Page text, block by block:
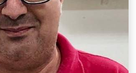
+30 210 529 4401
ΤΟΠΟΘΕΣΙΑ
Κτίριο Δημακόπουλου, Υπόγειο
ΕΡΓΑΣΤΗΡΙΟ